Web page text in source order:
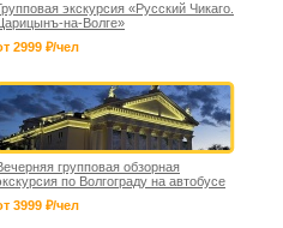
экскурсия «Русский Чикаго.
на-Волге»
2999 ₽/чел
групповая обзорная
по Волгограду на автобусе
3999 ₽/чел